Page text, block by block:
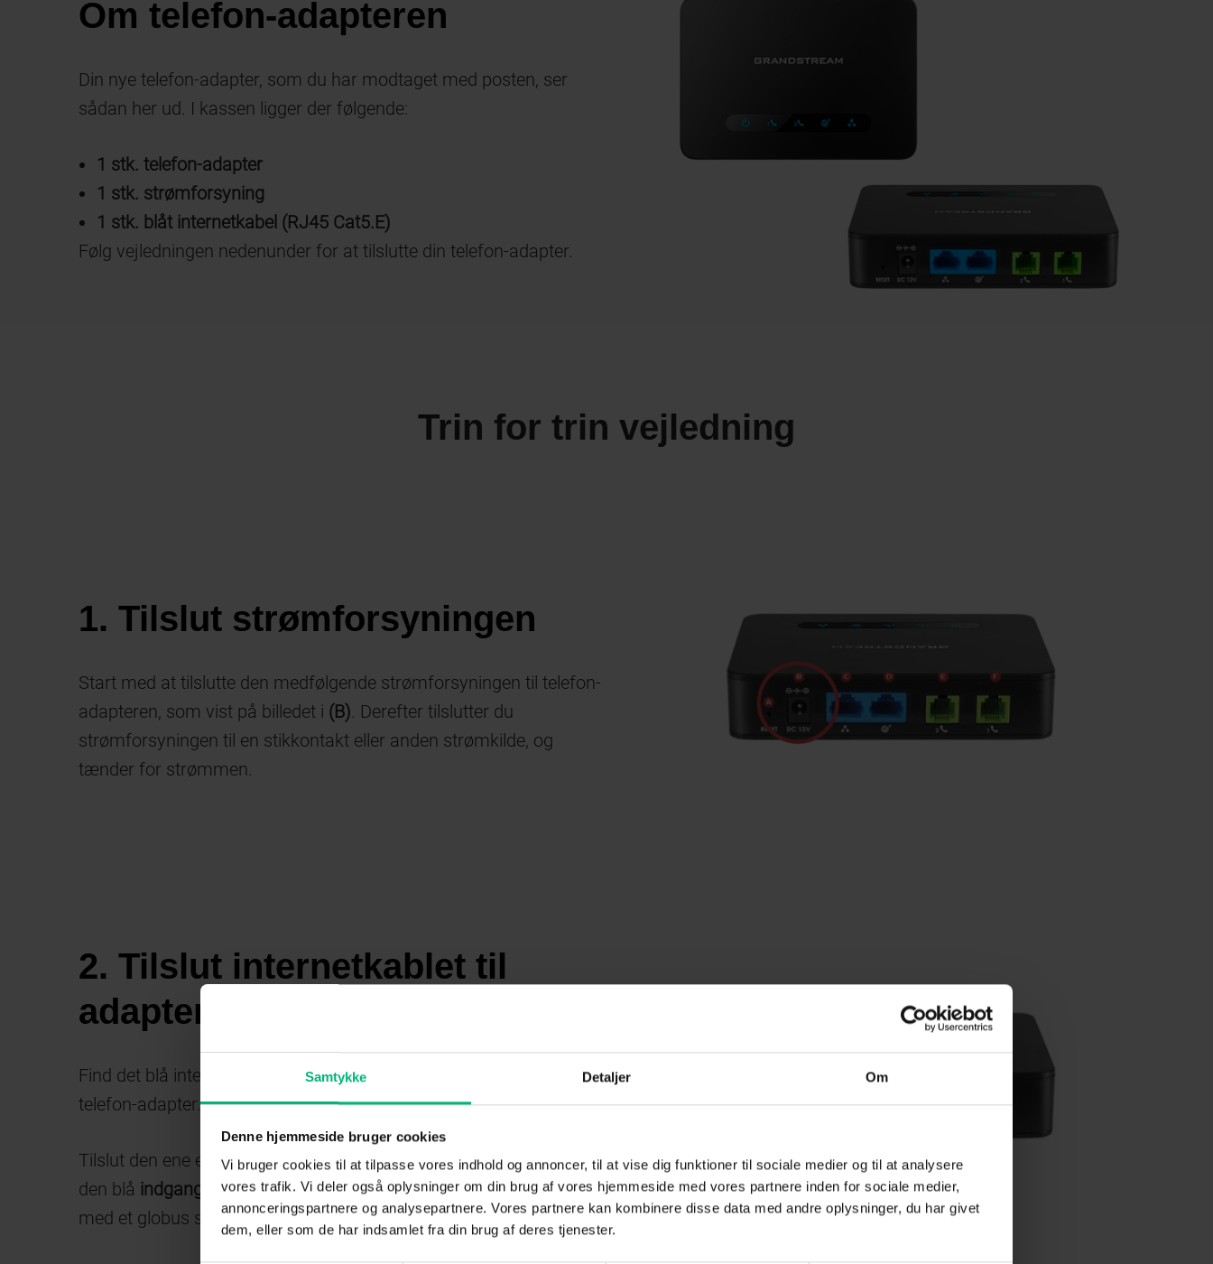
Samtykke Detaljer Om
Denne hjemmeside bruger cookies
Vi bruger cookies til at tilpasse vores indhold og annoncer, til at vise dig funktioner til sociale medier og til at analysere
vores trafik. Vi deler også oplysninger om din brug af vores hjemmeside med vores partnere inden for sociale medier,
annonceringspartnere og analysepartnere. Vores partnere kan kombinere disse data med andre oplysninger, du har givet
dem, eller som de har indsamlet fra din brug af deres tjenester.
Om telefon-adapteren
Din nye telefon-adapter, som du har modtaget med posten, ser
sådan her ud. I kassen ligger der følgende:
1 stk. telefon-adapter
1 stk. strømforsyning
1 stk. blåt internetkabel (RJ45 Cat5.E)
Følg vejledningen nedenunder for at tilslutte din telefon-adapter.
Trin for trin vejledning
1. Tilslut strømforsyningen
Start med at tilslutte den medfølgende strømforsyningen til telefon-
adapteren, som vist på billedet i (B). Derefter tilslutter du
strømforsyningen til en stikkontakt eller anden strømkilde, og
tænder for strømmen.
2. Tilslut internetkablet til
adapteren
Find det blå internetkabel, der ligger i kassen sammen med din
telefon-adapter.
Tilslut den ene ende af det blå internetkabel i telefon-adapteren i
den blå indgang (D), som vist på billedet. Indgang D er markeret
med et globus symbol.